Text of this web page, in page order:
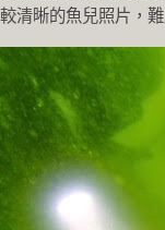
較清晰的魚兒照片，